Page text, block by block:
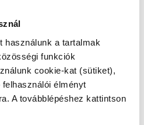
használunk a tartalmak
funkciók
cookie-kat (sütiket),
élményt
A továbblépéshez kattintson
biztosító mágneses
króm elemek.